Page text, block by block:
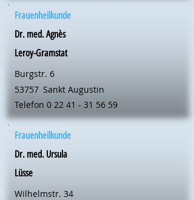
Frauenheilkunde
Dr. med. Agnès
Leroy-Gramstat
Burgstr. 6
53757 Sankt Augustin
Telefon 0 22 41 - 31 56 59
Frauenheilkunde
Dr. med. Ursula
Lüsse
Wilhelmstr. 34